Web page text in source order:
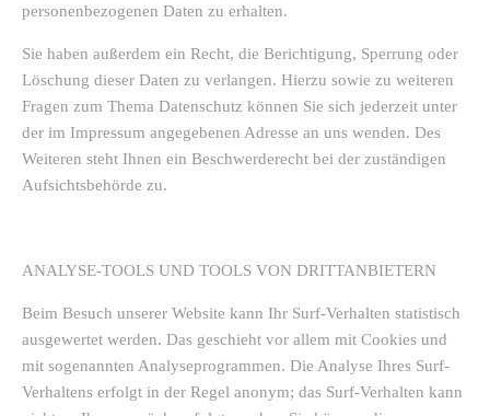
personenbezogenen Daten zu erhalten.
Sie haben außerdem ein Recht, die Berichtigung, Sperrung oder
Löschung dieser Daten zu verlangen. Hierzu sowie zu weiteren
Fragen zum Thema Datenschutz können Sie sich jederzeit unter
der im Impressum angegebenen Adresse an uns wenden. Des
Weiteren steht Ihnen ein Beschwerderecht bei der zuständigen
Aufsichtsbehörde zu.
ANALYSE-TOOLS UND TOOLS VON DRITTANBIETERN
Beim Besuch unserer Website kann Ihr Surf-Verhalten statistisch
ausgewertet werden. Das geschieht vor allem mit Cookies und
mit sogenannten Analyseprogrammen. Die Analyse Ihres Surf-
Verhaltens erfolgt in der Regel anonym; das Surf-Verhalten kann